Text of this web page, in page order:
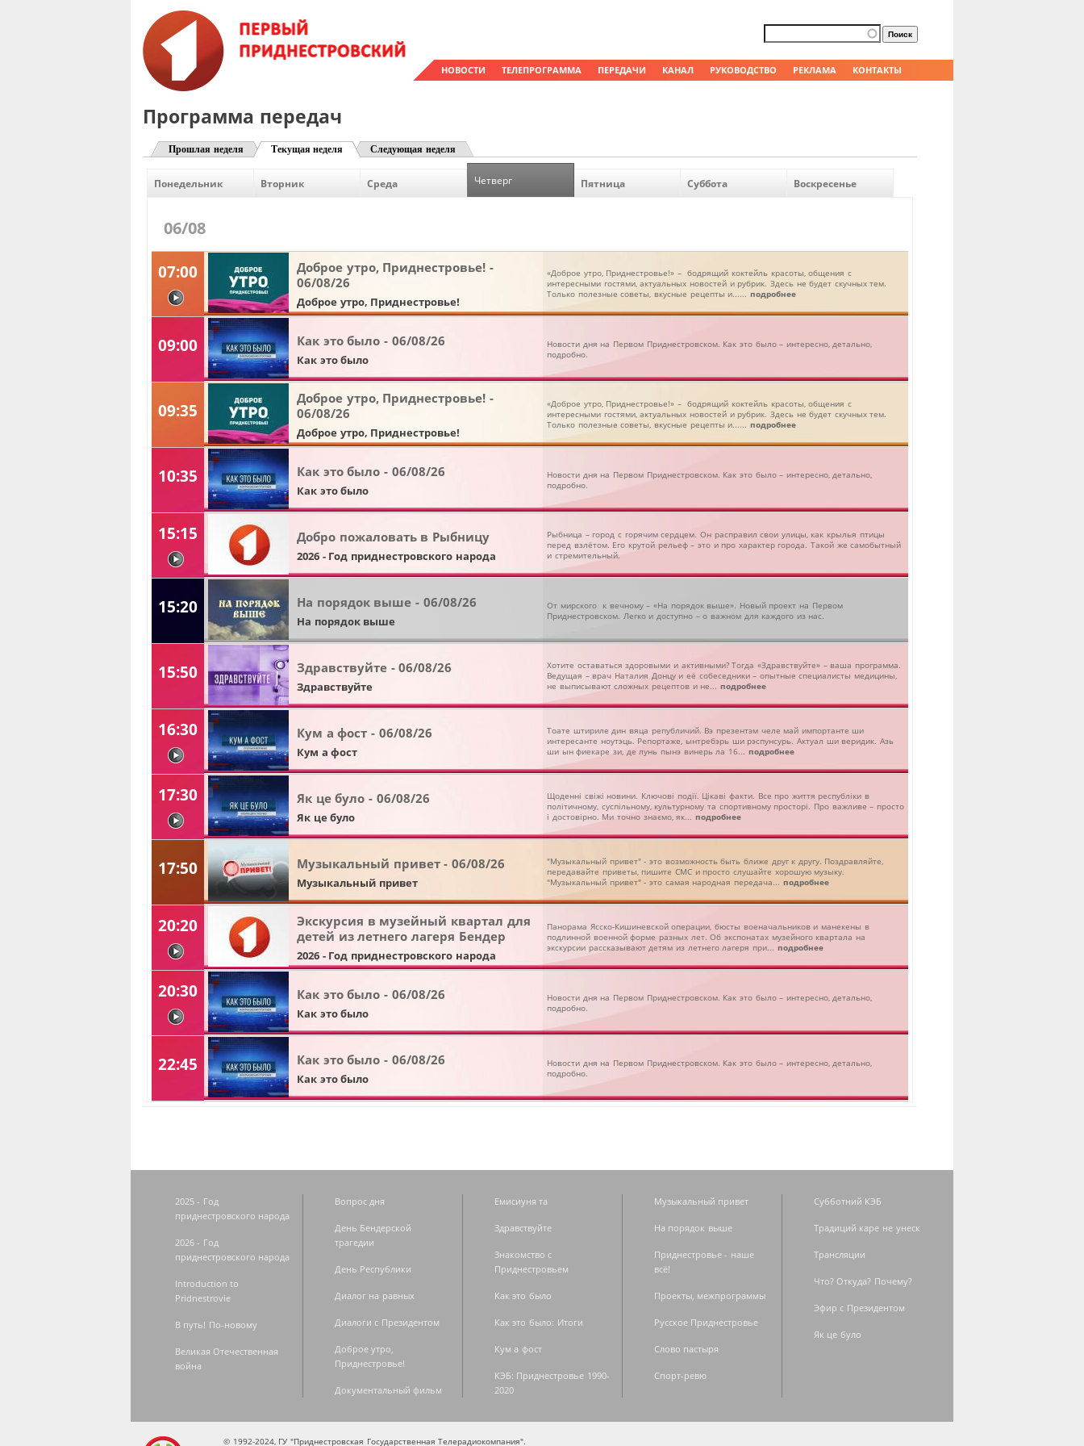
НОВОСТИ ТЕЛЕПРОГРАММА ПЕРЕДАЧИ КАНАЛ РУКОВОДСТВО РЕКЛАМА КОНТАКТЫ
Форма поиска
Поиск
Программа передач
Прошлая неделя Текущая неделя Следующая неделя
Понедельник Вторник Среда Четверг Пятница Суббота Воскресенье
06/08
07:00
видео
Доброе утро, Приднестровье! -
06/08/26
Доброе утро, Приднестровье!
«Доброе утро, Приднестровье!» – бодрящий коктейль красоты, общения с
интересными гостями, актуальных новостей и рубрик. Здесь не будет скучных тем.
Только полезные советы, вкусные рецепты и...... подробнее
09:00 Как это было - 06/08/26
Как это было
Новости дня на Первом Приднестровском. Как это было – интересно, детально,
подробно.
09:35
Доброе утро, Приднестровье! -
06/08/26
Доброе утро, Приднестровье!
«Доброе утро, Приднестровье!» – бодрящий коктейль красоты, общения с
интересными гостями, актуальных новостей и рубрик. Здесь не будет скучных тем.
Только полезные советы, вкусные рецепты и...... подробнее
10:35 Как это было - 06/08/26
Как это было
Новости дня на Первом Приднестровском. Как это было – интересно, детально,
подробно.
15:15
видео
Добро пожаловать в Рыбницу
2026 - Год приднестровского народа
Рыбница – город с горячим сердцем. Он расправил свои улицы, как крылья птицы
перед взлётом. Его крутой рельеф – это и про характер города. Такой же самобытный
и стремительный.
15:20 На порядок выше - 06/08/26
На порядок выше
От мирского к вечному – «На порядок выше». Новый проект на Первом
Приднестровском. Легко и доступно – о важном для каждого из нас.
15:50 Здравствуйте - 06/08/26
Здравствуйте
Хотите оставаться здоровыми и активными? Тогда «Здравствуйте» – ваша программа.
Ведущая – врач Наталия Донцу и её собеседники – опытные специалисты медицины,
не выписывают сложных рецептов и не... подробнее
16:30
видео
Кум а фост - 06/08/26
Кум а фост
Тоате штириле дин вяца републичий. Вэ презентэм челе май импортанте ши
интересанте ноутэць. Репортаже, ынтребэрь ши рэспунсурь. Актуал ши веридик. Азь
ши ын фиекаре зи, де лунь пынэ винерь ла 16... подробнее
17:30
видео
Як це було - 06/08/26
Як це було
Щоденні свіжі новини. Ключові події. Цікаві факти. Все про життя республіки в
політичному, суспільному, культурному та спортивному просторі. Про важливе – просто
і достовірно. Ми точно знаємо, як... подробнее
17:50 Музыкальный привет - 06/08/26
Музыкальный привет
"Музыкальный привет" - это возможность быть ближе друг к другу. Поздравляйте,
передавайте приветы, пишите СМС и просто слушайте хорошую музыку.
"Музыкальный привет" - это самая народная передача... подробнее
20:20
видео
Экскурсия в музейный квартал для
детей из летнего лагеря Бендер
2026 - Год приднестровского народа
Панорама Ясско-Кишиневской операции, бюсты военачальников и манекены в
подлинной военной форме разных лет. Об экспонатах музейного квартала на
экскурсии рассказывают детям из летнего лагеря при... подробнее
20:30
видео
Как это было - 06/08/26
Как это было
Новости дня на Первом Приднестровском. Как это было – интересно, детально,
подробно.
22:45 Как это было - 06/08/26
Как это было
Новости дня на Первом Приднестровском. Как это было – интересно, детально,
подробно.
2025 - Год
приднестровского народа
2026 - Год
приднестровского народа
Introduction to
Pridnestrovie
В путь! По-новому
Великая Отечественная
война
Вопрос дня
День Бендерской
трагедии
День Республики
Диалог на равных
Диалоги с Президентом
Доброе утро,
Приднестровье!
Документальный фильм
Емисиуня та
Здравствуйте
Знакомство с
Приднестровьем
Как это было
Как это было: Итоги
Кум а фост
КЭБ: Приднестровье 1990-
2020
Музыкальный привет
На порядок выше
Приднестровье - наше
всё!
Проекты, межпрограммы
Русское Приднестровье
Слово пастыря
Спорт-ревю
Субботний КЭБ
Традиций каре не унеск
Трансляции
Что? Откуда? Почему?
Эфир с Президентом
Як це було
© 1992-2024, ГУ "Приднестровская Государственная Телерадиокомпания".